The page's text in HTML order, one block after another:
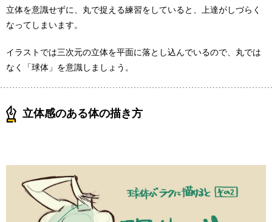
立体を意識せずに、丸で捉える練習をしていると、上達がしづらく
なってしまいます。
イラストでは三次元の立体を平面に落とし込んでいるので、丸では
なく「球体」を意識しましょう。
立体感のある体の描き方